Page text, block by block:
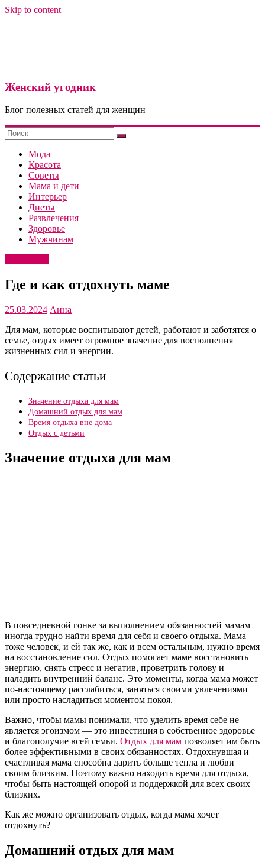
Skip to content
Женский угодник
Блог полезных статей для женщин
Мода
Красота
Советы
Мама и дети
Интерьер
Диеты
Развлечения
Здоровье
Мужчинам
Где и как отдохнуть маме
25.03.2024 Аина
Для мам, которые воспитывают детей, работают и заботятся о
семье, отдых имеет огромное значение для восполнения
жизненных сил и энергии.
Содержание статьи
Значение отдыха для мам
Домашний отдых для мам
Время отдыха вне дома
Отдых с детьми
Значение отдыха для мам
В повседневной гонке за выполнением обязанностей мамам
иногда трудно найти время для себя и своего отдыха. Мама
тоже человек, и ей так же, как и всем остальным, нужно время
на восстановление сил. Отдых помогает маме восстановить
энергию, снять стресс и негатив, проветрить голову и
наладить внутренний баланс. Это моменты, когда мама может
по-настоящему расслабиться, заняться своими увлечениями
или просто насладиться моментом покоя.
Важно, чтобы мамы понимали, что уделить время себе не
является эгоизмом — это инвестиция в собственное здоровье
и благополучие всей семьи. Отдых для мам позволяет им быть
более эффективными в своих обязанностях. Отдохнувшая и
счастливая мама способна дарить больше тепла и любви
своим близким. Поэтому важно находить время для отдыха,
чтобы быть настоящей опорой и поддержкой для всех своих
близких.
Как же можно организовать отдых, когда мама хочет
отдохнуть?
Домашний отдых для мам